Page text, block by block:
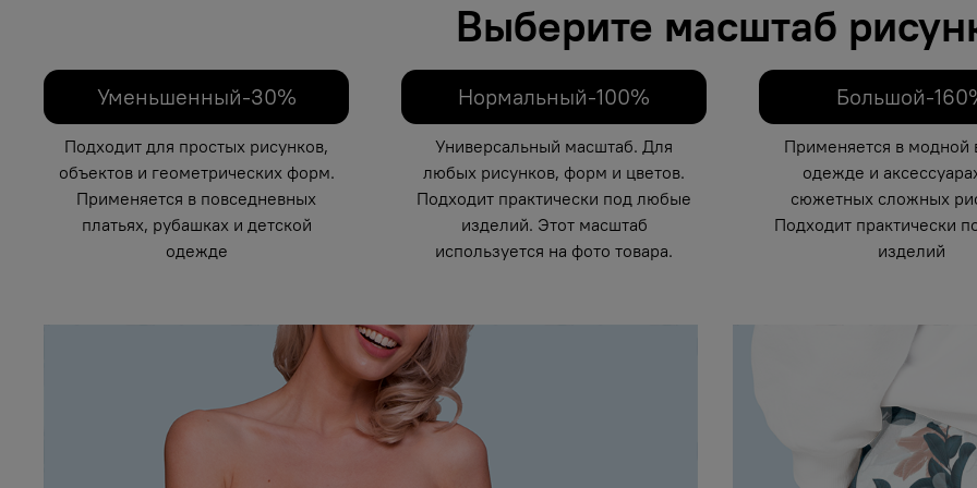
Выберите масштаб
Уменьшенный-30%
Подходит для простых рисунков,
объектов и геометрических форм.
Применяется в повседневных
платьях, рубашках и детской
одежде
Нормальный-100%
Универсальный масштаб. Для
любых рисунков, форм и цветов.
Подходит практически под любые
изделий. Этот масштаб
используется на фото товара.
Большой-
Применяется в модной
одежде и
сюжетных сложных
Подходит практически
изделий